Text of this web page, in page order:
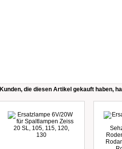
Kunden, die diesen Artikel gekauft haben,